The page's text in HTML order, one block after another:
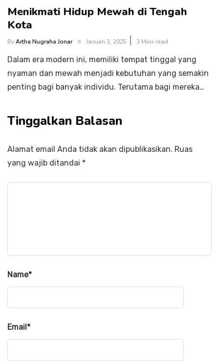
Menikmati Hidup Mewah di Tengah
Kota
ByArtha Nugraha Jonar Januari 3, 2025 3 Mins read
Dalam era modern ini, memiliki tempat tinggal yang
nyaman dan mewah menjadi kebutuhan yang semakin
penting bagi banyak individu. Terutama bagi mereka…
Tinggalkan Balasan
Alamat email Anda tidak akan dipublikasikan. Ruas
yang wajib ditandai *
Name*
Email*